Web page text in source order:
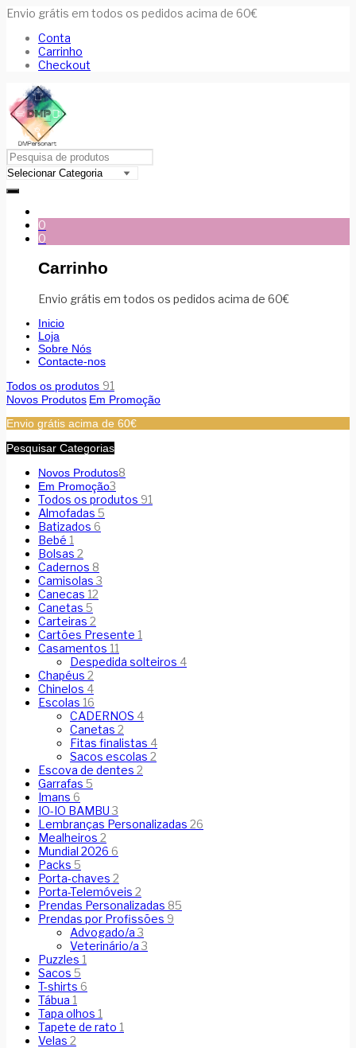
Envio grátis em todos os pedidos acima de 60€
Conta
Carrinho
Checkout
0
0
Carrinho
Envio grátis em todos os pedidos acima de 60€
Inicio
Loja
Sobre Nós
Contacte-nos
Todos os produtos 91
Novos Produtos Em Promoção
Envio grátis acima de 60€
Pesquisar Categorias
Novos Produtos8
Em Promoção3
Todos os produtos 91
Almofadas 5
Batizados 6
Bebé 1
Bolsas 2
Cadernos 8
Camisolas3
Canecas 12
Canetas 5
Carteiras 2
Cartões Presente 1
Casamentos 11
Despedida solteiros 4
Chapéus 2
Chinelos 4
Escolas 16
CADERNOS 4
Canetas 2
Fitas finalistas 4
Sacos escolas 2
Escova de dentes 2
Garrafas 5
Imans 6
IO-IO BAMBU3
Lembranças Personalizadas 26
Mealheiros 2
Mundial 2026 6
Packs 5
Porta-chaves 2
Porta-Telemóveis 2
Prendas Personalizadas 85
Prendas por Profissões 9
Advogado/a3
Veterinário/a3
Puzzles 1
Sacos 5
T-shirts 6
Tábua 1
Tapa olhos 1
Tapete de rato 1
Velas 2